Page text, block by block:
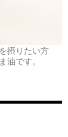
摂りたい方
油です。